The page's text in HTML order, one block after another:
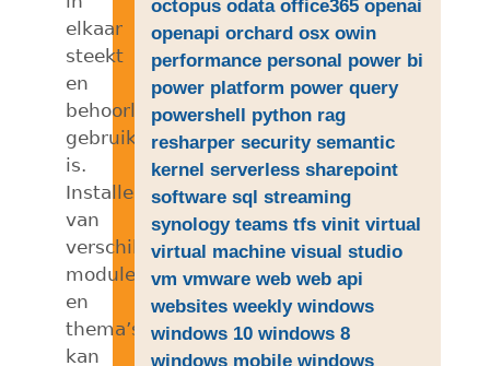
elkaar
steekt
en
behoorlijk
gebruikersvriendelijk
is.
Installeren
van
verschillende
modules
en
thema’s
kan
octopus odata office365 openai
openapi orchard osx owin
performance personal power bi
power platform power query
powershell python rag
resharper security semantic
kernel serverless sharepoint
software sql streaming
synology teams tfs vinit virtual
virtual machine visual studio
vm vmware web web api
websites weekly windows
windows 10 windows 8
windows mobile windows